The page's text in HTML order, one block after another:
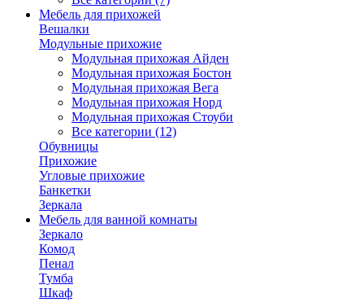
Мебель для прихожей
Вешалки
Модульные прихожие
Модульная прихожая Айден
Модульная прихожая Бостон
Модульная прихожая Вега
Модульная прихожая Норд
Модульная прихожая Стоуби
Все категории (12)
Обувницы
Прихожие
Угловые прихожие
Банкетки
Зеркала
Мебель для ванной комнаты
Зеркало
Комод
Пенал
Тумба
Шкаф